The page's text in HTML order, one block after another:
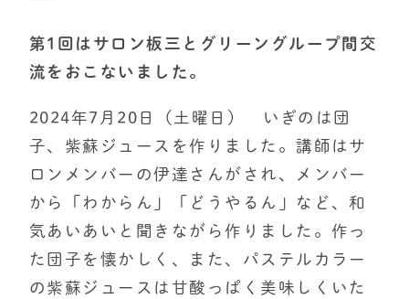
第1回はサロン板三とグリーングループ間交
流をおこないました。
2024年7月20日（土曜日） いぎのは団
子、紫蘇ジュースを作りました。講師はサ
ロンメンバーの伊達さんがされ、メンバー
から「わからん」「どうやるん」など、和
気あいあいと聞きながら作りました。作っ
た団子を懐かしく、また、パステルカラー
の紫蘇ジュースは甘酸っぱく美味しくいた